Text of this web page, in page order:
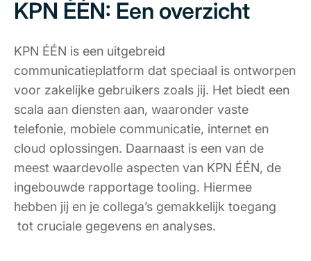
KPN ÉÉN: Een overzicht
KPN ÉÉN is een uitgebreid
communicatieplatform dat speciaal is ontworpen
voor zakelijke gebruikers zoals jij. Het biedt een
scala aan diensten aan, waaronder vaste
telefonie, mobiele communicatie, internet en
cloud oplossingen. Daarnaast is een van de
meest waardevolle aspecten van KPN ÉÉN, de
ingebouwde rapportage tooling. Hiermee
hebben jij en je collega’s gemakkelijk toegang
tot cruciale gegevens en analyses.